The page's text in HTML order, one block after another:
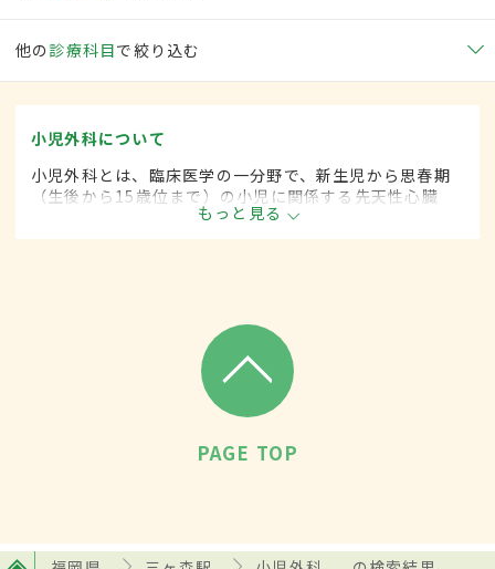
他の 診療科目で絞り込む
小児外科について
小児外科とは、臨床医学の一分野で、新生児から思春期
（生後から15歳位まで）の小児に関係する先天性心臓
病・各種奇形などに対して、手術的な方法によって治療
します。
もっと見る
PAGE TOP